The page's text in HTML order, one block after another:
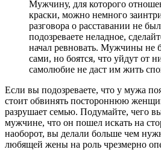
Мужчину, для которого
краски, можно немного
разговора о расставании не
подозреваете неладное,
начал ревновать. Мужчины не
сами, но боятся, что уйдут от
самолюбие не даст им жить
Если вы подозреваете, что у мужа
стоит обвинять постороннюю
разрушает семью. Подумайте, чего
мужчине, что он пошел искать на
наоборот, вы делали больше чем
любящей жены на роль чрезмерно